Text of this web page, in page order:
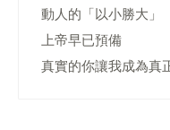
動人的「以小勝大」
上帝早已預備
真實的你讓我成為真